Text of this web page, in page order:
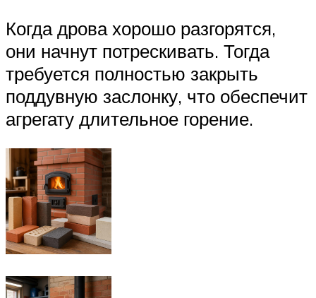
Когда дрова хорошо разгорятся,
они начнут потрескивать. Тогда
требуется полностью закрыть
поддувную заслонку, что обеспечит
агрегату длительное горение.